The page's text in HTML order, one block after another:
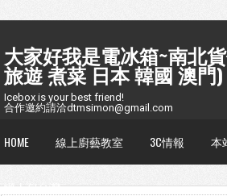
大家好我是電冰箱~南北
旅遊 煮菜 日本 韓國 澳門)
Icebox is your best friend!
合作邀約請洽dtmsimon@gmail.com
HOME 線上廚藝教室 3C情報 本
懶人包台灣